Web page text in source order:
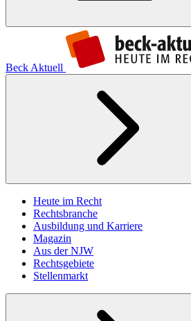
Beck Aktuell
Heute im Recht
Rechtsbranche
Ausbildung und Karriere
Magazin
Aus der NJW
Rechtsgebiete
Stellenmarkt